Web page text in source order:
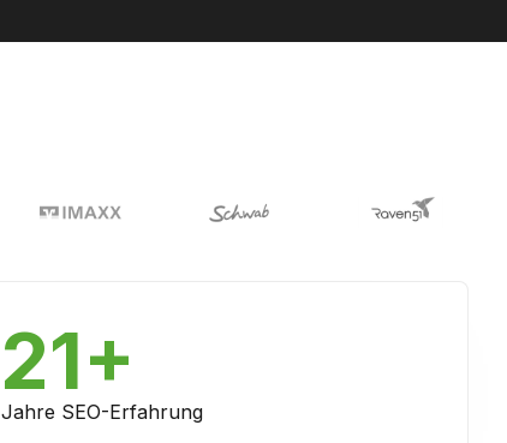
21+
Jahre SEO-Erfahrung